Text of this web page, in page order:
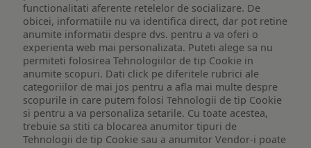
functionalitati aferente retelelor de socializare. De
obicei, informatiile nu va identifica direct, dar pot retine
anumite informatii despre dvs. pentru a va oferi o
experienta web mai personalizata. Puteti alege sa nu
permiteti folosirea Tehnologiilor de tip Cookie in
anumite scopuri. Dati click pe diferitele rubrici ale
categoriilor de mai jos pentru a afla mai multe despre
scopurile in care putem folosi Tehnologii de tip Cookie
si pentru a va personaliza setarile. Cu toate acestea,
trebuie sa stiti ca blocarea anumitor tipuri de
Tehnologii de tip Cookie sau a anumitor Vendor-i poate